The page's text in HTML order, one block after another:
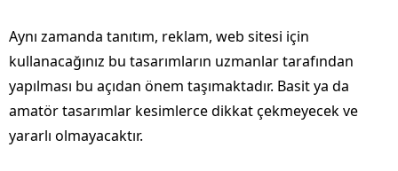
Aynı zamanda tanıtım, reklam, web sitesi için
kullanacağınız bu tasarımların uzmanlar tarafından
yapılması bu açıdan önem taşımaktadır. Basit ya da
amatör tasarımlar kesimlerce dikkat çekmeyecek ve
yararlı olmayacaktır.